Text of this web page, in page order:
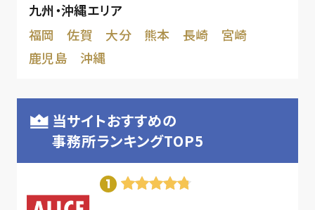
九州・沖縄エリア
福岡
佐賀 大分 熊本 長崎
宮崎
鹿児島
沖縄
当サイトおすすめの
事務所ランキングTOP5